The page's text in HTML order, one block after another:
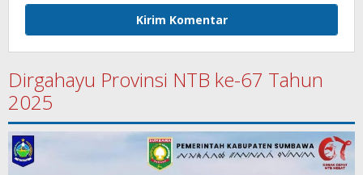
Dirgahayu Provinsi NTB ke-67 Tahun
2025